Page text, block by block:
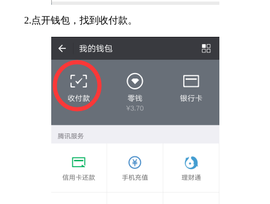
2.点开钱包，找到收付款。